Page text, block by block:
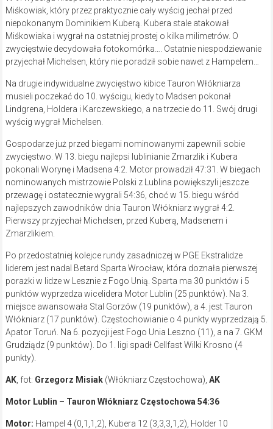
Miśkowiak, który przez praktycznie cały wyścig jechał przed
niepokonanym Dominikiem Kuberą. Kubera stale atakował
Miśkowiaka i wygrał na ostatniej prostej o kilka milimetrów. O
zwycięstwie decydowała fotokomórka…. Ostatnie niespodziewanie
przyjechał Michelsen, który nie poradził sobie nawet z Hampelem…
Na drugie indywidualne zwycięstwo kibice Tauron Włókniarza
musieli poczekać do 10. wyścigu, kiedy to Madsen pokonał
Lindgrena, Holdera i Karczewskiego, a na trzecie do 11. Swój drugi
wyścig wygrał Michelsen.
Gospodarze już przed biegami nominowanymi zapewnili sobie
zwycięstwo. W 13. biegu najlepsi lublinianie Zmarzlik i Kubera
pokonali Worynę i Madsena 4:2. Motor prowadził 47:31. W biegach
nominowanych mistrzowie Polski z Lublina powiększyli jeszcze
przewagę i ostatecznie wygrali 54:36, choć w 15. biegu wśród
najlepszych zawodników dnia Tauron Włókniarz wygrał 4:2.
Pierwszy przyjechał Michelsen, przed Kuberą, Madsenem i
Zmarzlikiem.
Po przedostatniej kolejce rundy zasadniczej w PGE Ekstralidze
liderem jest nadal Betard Sparta Wrocław, która doznała pierwszej
porażki w lidze w Lesznie z Fogo Unią. Sparta ma 30 punktów i 5
punktów wyprzedza wicelidera Motor Lublin (25 punktów). Na 3.
miejsce awansowała Stal Gorzów (19 punktów), a 4. jest Tauron
Włókniarz (17 punktów). Częstochowianie o 4 punkty wyprzedzają 5.
Apator Toruń. Na 6. pozycji jest Fogo Unia Leszno (11), a na 7. GKM
Grudziądz (9 punktów). Do 1. ligi spadł Cellfast Wilki Krosno (4
punkty).
AK, fot: Grzegorz Misiak(Włókniarz Częstochowa), AK
Motor Lublin – Tauron Włókniarz Częstochowa 54:36
Motor: Hampel 4 (0,1,1,2), Kubera 12 (3,3,3,1,2), Holder 10